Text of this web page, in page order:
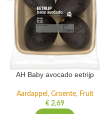
AH Baby avocado eetrijp
Aardappel, Groente, Fruit
€2,69